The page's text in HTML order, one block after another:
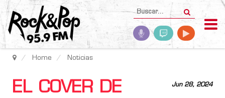
Home Noticias
Jun 28, 2024
EL COVER DE